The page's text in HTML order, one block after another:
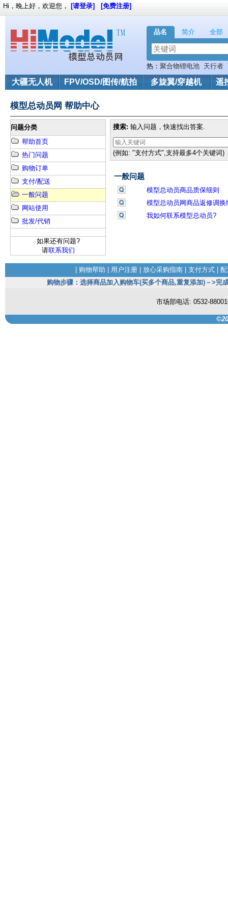
品名 简介 全部
热： 聚合物锂电池 天行者
22.2V
大疆无人机 FPV/OSD/图传/航拍 多旋翼/穿越机 遥
Hi，晚上好，欢迎您， [请登录] [免费注册]
模型总动员网 帮助中心
问题分类
帮助首页
热门问题
购物订单
支付/配送
一般问题
网站使用
批发/代销
如果还有问题?
请联系我们
搜索: 输入问题，快速找出答案.
(例如: "支付方式",支持最多4个关键词)
一般问题
模型总动员商品质保细则
模型总动员网商品返修调换
我如何联系模型总动员?
购物帮助 用户注册 放心采购指南 支付方式
购物步骤：选择商品加入购物车(买多个商品,重复添加)－>
市场部电话: 0532-